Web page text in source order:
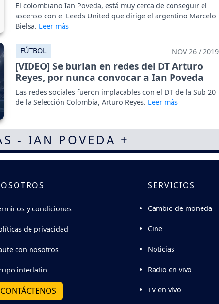
El colombiano Ian Poveda, está muy cerca de conseguir el
ascenso con el Leeds United que dirige el argentino Marcelo
Bielsa.
FÚTBOL NOV 26 / 2019
[VIDEO] Se burlan en redes del DT Arturo
Reyes, por nunca convocar a Ian Poveda
Las redes sociales fueron implacables con el DT de la Sub 20
de la Selección Colombia, Arturo Reyes.
- IAN POVEDA +
y condiciones
de privacidad
con nosotros
interlatin
CONTÁCTENOS
SERVICIOS
Cambio de moneda
Cine
Noticias
Radio en vivo
TV en vivo